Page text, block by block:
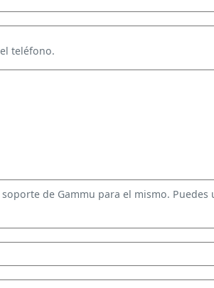
teléfono.
de Gammu para el mismo. Puedes